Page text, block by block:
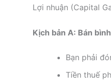
Lợi nhuận (Capital
Kịch bản A: Bán
Bạn phải
Tiền thuế